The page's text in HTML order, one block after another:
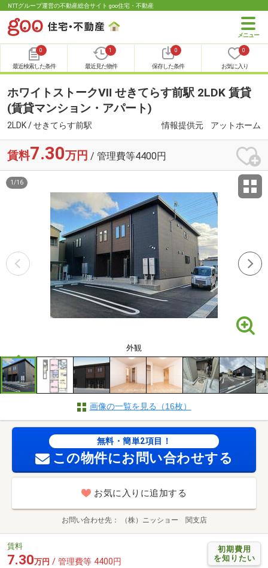
NTTグループ運営の不動産総合サイト goo住宅・不動産
0
最近検索した条件
1
最近見た物件
0
保存した条件
0
お気に入り
ホワイトストークⅦ せきてらす前駅 2LDK 賃貸
(賃貸マンション・アパート)
2LDK / せきてらす前駅 情報提供元 アットホーム
賃料7.30万円 / 管理費等4400円
外観
1 /16
画像の一覧を見る（16枚）
無料・簡単2項目！
この物件にお問い合わせする
お気に入りに追加する
お問い合わせ先 （株）ニッショー 関支店
初期費用
を知りたい
賃料
7.30万円 / 管理費等 4400円